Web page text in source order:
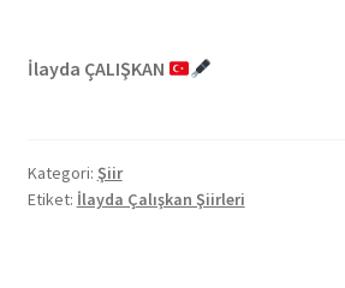
İlayda ÇALIŞKAN
Kategori: Şiir
Etiket: İlayda Çalışkan Şiirleri